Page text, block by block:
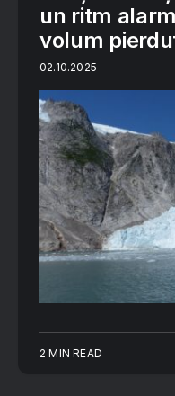
un ritm
volum
02.10.2025
2 MIN READ